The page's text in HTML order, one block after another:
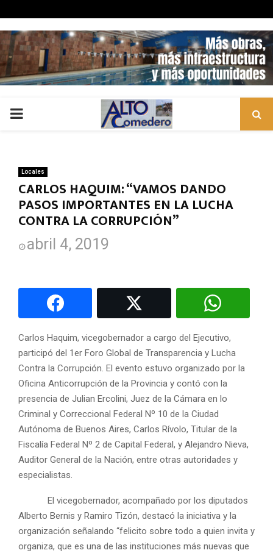
PRIMARY
Locales
CARLOS HAQUIM: “VAMOS DANDO
PASOS IMPORTANTES EN LA LUCHA
CONTRA LA CORRUPCIÓN”
abril 4, 2019
Carlos Haquim, vicegobernador a cargo del Ejecutivo,
participó del 1er Foro Global de Transparencia y Lucha
Contra la Corrupción. El evento estuvo organizado por la
Oficina Anticorrupción de la Provincia y contó con la
presencia de Julian Ercolini, Juez de la Cámara en lo
Criminal y Correccional Federal Nº 10 de la Ciudad
Autónoma de Buenos Aires, Carlos Rívolo, Titular de la
Fiscalía Federal Nº 2 de Capital Federal, y Alejandro Nieva,
Auditor General de la Nación, entre otras autoridades y
especialistas.
El vicegobernador, acompañado por los diputados
Alberto Bernis y Ramiro Tizón, destacó la iniciativa y la
organización señalando “felicito sobre todo a quien invita y
organiza, que es una de las instituciones más nuevas que